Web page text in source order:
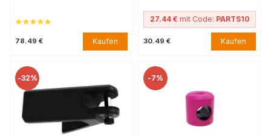
78.49 € Kaufen
27.44 € mit Code: PARTS10
30.49 € Kaufen
-32% -7%